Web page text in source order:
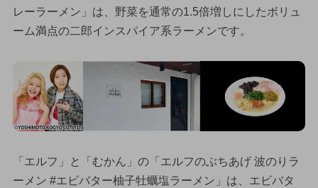
レーラーメン」は、野菜を通常の1.5倍増しにしたボリュ
ーム満点の二郎インスパイア系ラーメンです。
「エルフ」と「むかん」の「エルフのぶちあげ 波のりラ
ーメン #エビバター柚子牡蠣塩ラーメン」は、エビバタ